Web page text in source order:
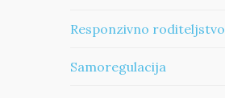
Responzivno roditeljstvo
Samoregulacija